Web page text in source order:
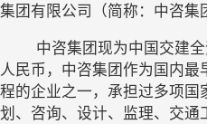
集团有限公司（简称：中咨集
人民币，中咨集团作为国内
程的企业之一，承担过多项
划、咨询、设计、监理、交